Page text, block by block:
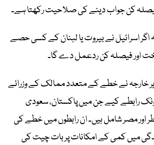
کن جواب دینے کی صلاحیت رکھتا ہے۔
اگر اسرائیل نے بیروت یا لبنان کے کسی حصے
سخت اور فیصلہ کن ردعمل دے گا۔
خارجہ نے خطے کے متعدد ممالک کے وزرائے
رابطے کیے جن میں پاکستان، سعودی
اور مصر شامل ہیں۔ ان رابطوں میں خطے کی
میں کمی کے امکانات پر بات چیت کی